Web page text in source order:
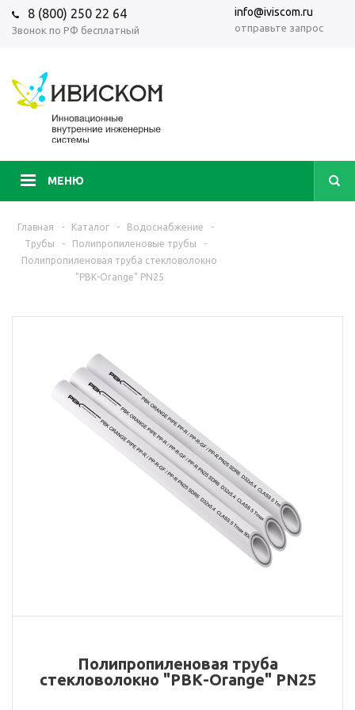
8 (800) 250 22 64
Звонок по РФ бесплатный
info@iviscom.ru
отправьте запрос
МЕНЮ
Главная - Каталог - Водоснабжение
-
Трубы
- Полипропиленовые трубы
-
Полипропиленовая труба стекловолокно
"РВК-Orange" PN25
Полипропиленовая труба
стекловолокно "РВК-Orange" PN25